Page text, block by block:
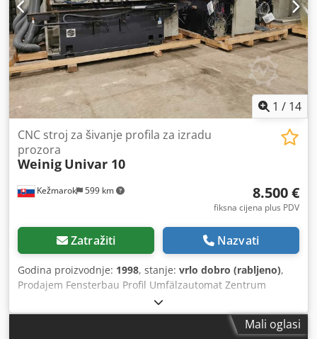
1 / 14
Kežmarok 599 km
CNC stroj za šivanje profila za izradu
prozora
Weinig Univar 10
8.500 €
fiksna cijena plus PDV
Zatražiti Nazvati
Godina proizvodnje: 1998, stanje: vrlo dobro (rabljeno),
Prodajem Fensterbau Profil Umfälzautomat Zentrum
Weinig Univar 10. Godina izgradnje 1998. Glave za
glodanje OERTLI. Dostupan odmah. Pojedinačna cijena
8.500 eura. Dostupna 4 komada. Stanje: vrlo dobro!Mali oglasi